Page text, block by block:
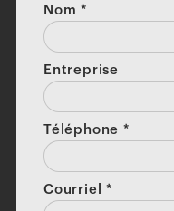
Nom*
Entreprise
Téléphone*
Courriel*